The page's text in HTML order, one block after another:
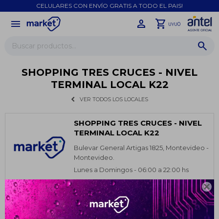

CELULARES CON ENVÍO GRATIS A TODO EL PAIS!
menu UYU0
SHOPPING TRES CRUCES - NIVEL
TERMINAL LOCAL K22
VER TODOS LOS LOCALES
SHOPPING TRES CRUCES - NIVEL
TERMINAL LOCAL K22
Bulevar General Artigas 1825, Montevideo -
Montevideo.
Lunes a Domingos - 06:00 a 22:00 hs
Teléfono: 092535630
¡Sumate a la forma más ágil de
close